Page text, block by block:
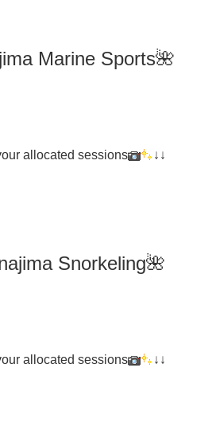
Marine Sports🌺
allocated sessions ↓↓
Snorkeling🌺
allocated sessions ↓↓